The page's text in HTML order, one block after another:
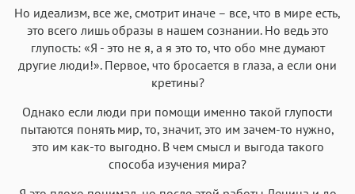
Но идеализм, все же, смотрит иначе – все, что в мире есть,
это всего лишь образы в нашем сознании. Но ведь это
глупость: «Я - это не я, а я это то, что обо мне думают
другие люди!». Первое, что бросается в глаза, а если они
кретины?
Однако если люди при помощи именно такой глупости
пытаются понять мир, то, значит, это им зачем-то нужно,
это им как-то выгодно. В чем смысл и выгода такого
способа изучения мира?